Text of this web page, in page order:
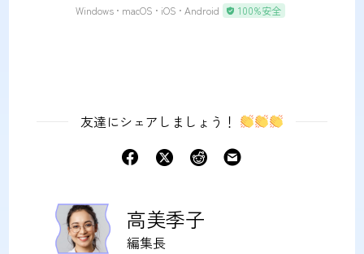
Windows • macOS • iOS • Android 100%安全
友達にシェアしましょう！
高美季子
編集長